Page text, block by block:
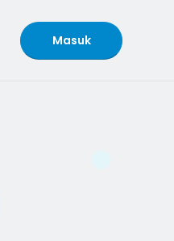
Masuk